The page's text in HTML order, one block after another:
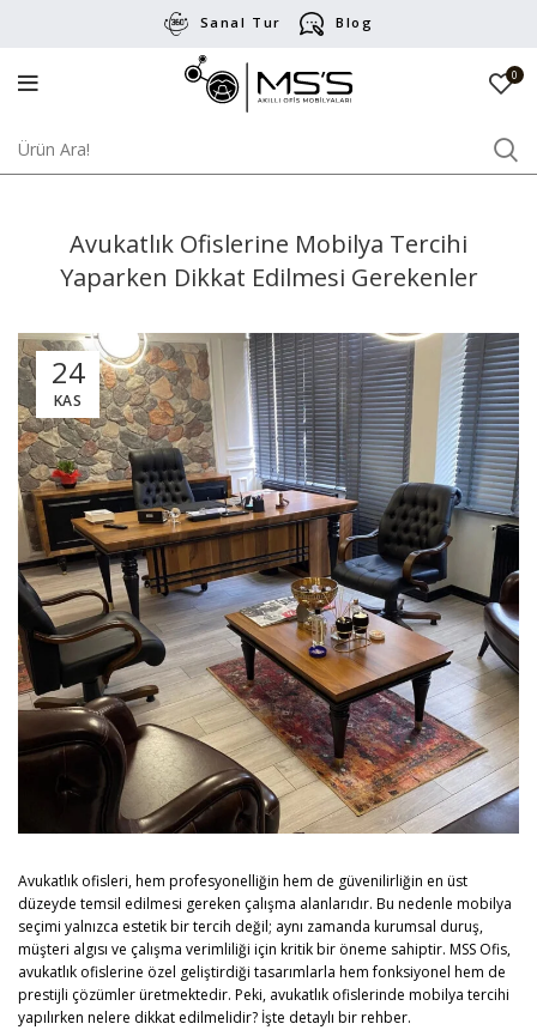
Sanal Tur Blog
0
Avukatlık Ofislerine Mobilya Tercihi
Yaparken Dikkat Edilmesi Gerekenler
24
KAS
Avukatlık ofisleri, hem profesyonelliğin hem de güvenilirliğin en üst
düzeyde temsil edilmesi gereken çalışma alanlarıdır. Bu nedenle mobilya
seçimi yalnızca estetik bir tercih değil; aynı zamanda kurumsal duruş,
müşteri algısı ve çalışma verimliliği için kritik bir öneme sahiptir. MSS Ofis,
avukatlık ofislerine özel geliştirdiği tasarımlarla hem fonksiyonel hem de
prestijli çözümler üretmektedir. Peki, avukatlık ofislerinde mobilya tercihi
yapılırken nelere dikkat edilmelidir? İşte detaylı bir rehber.